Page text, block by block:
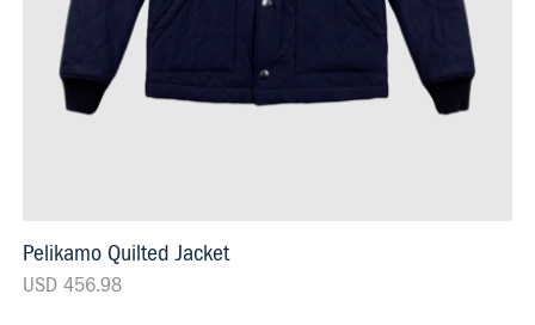
Pelikamo Quilted Jacket
USD 456.98